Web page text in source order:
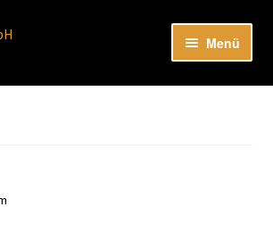
zu hören: Spotify
Menü